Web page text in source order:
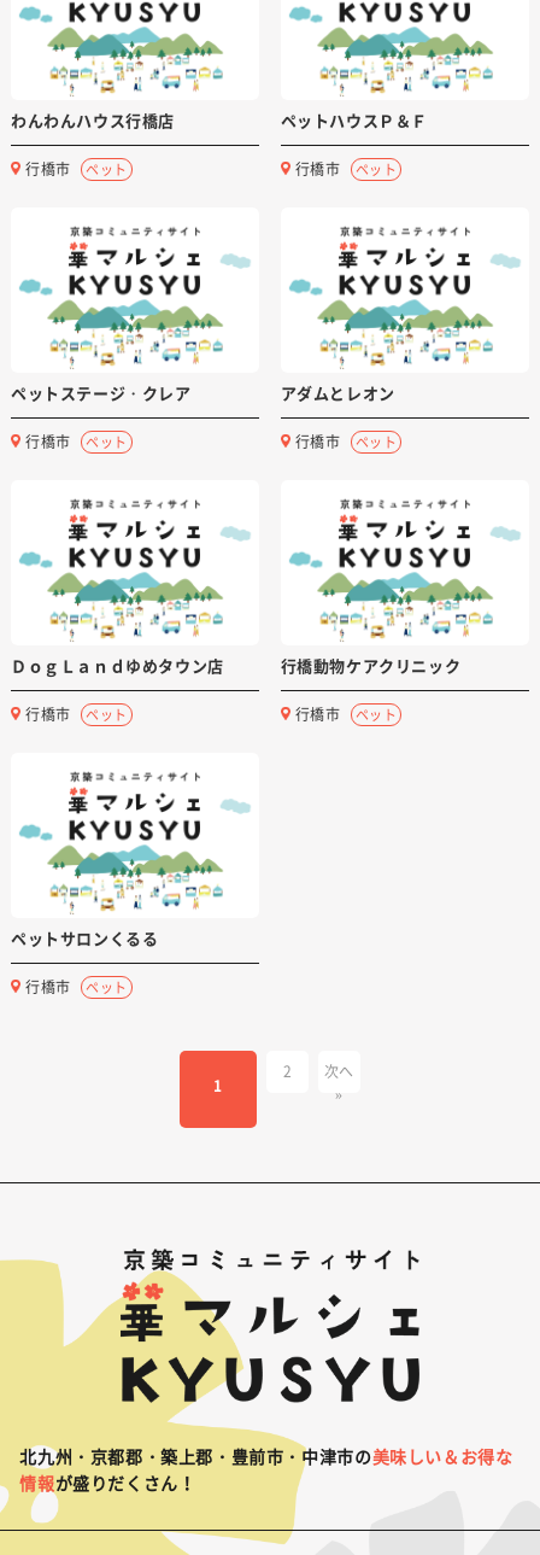
わんわんハウス行橋店
行橋市 ペット
ペットハウスＰ＆Ｆ
行橋市 ペット
ペットステージ・クレア
行橋市 ペット
アダムとレオン
行橋市 ペット
ＤｏｇＬａｎｄゆめタウン店
行橋市 ペット
行橋動物ケアクリニック
行橋市 ペット
ペットサロンくるる
行橋市 ペット
1
2
次へ
»
北九州・京都郡・築上郡・豊前市・中津市の美味しい＆お得な
情報が盛りだくさん！